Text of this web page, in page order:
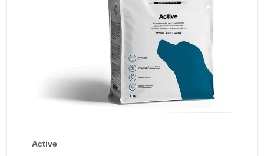
Active